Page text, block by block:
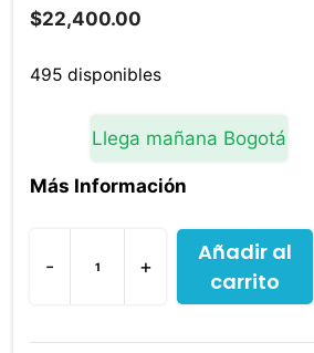
$22,400.00
495 disponibles
Llega mañana Bogotá
Más Información
-
Enjuague
Bucal
Wholefresh
+
Añadir al
carrito